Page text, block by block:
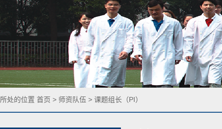
处的位置 首页 > 师资队伍 > 课题组长（PI）